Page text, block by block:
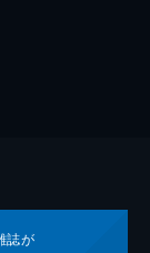
誌が